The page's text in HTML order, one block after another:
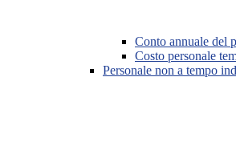
Conto annuale del
Costo personale
Personale non a tempo